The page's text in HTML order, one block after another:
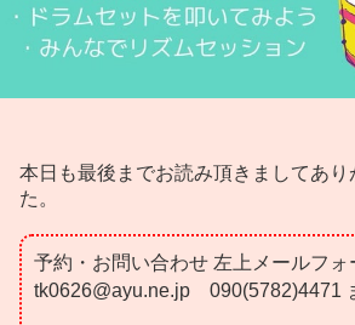
本日も最後までお読み頂きましてあり
た。
予約・お問い合わせ 左上メール
tk0626@ayu.ne.jp 090(5782)4471